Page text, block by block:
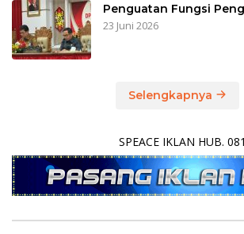
Penguatan Fungsi
23 Juni 2026
Selengkapnya
SPEACE IKLAN HUB.